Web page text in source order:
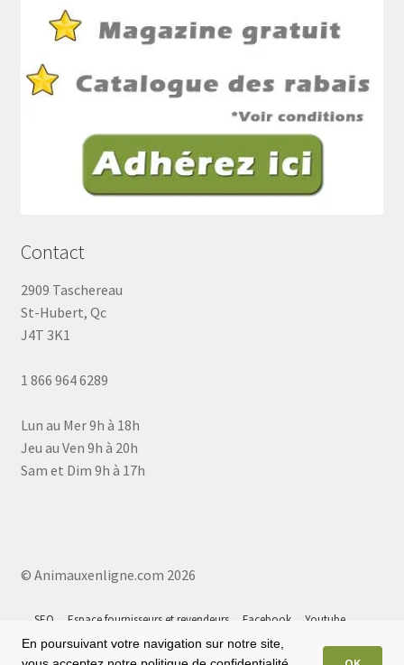
Contact
2909 Taschereau
St-Hubert, Qc
J4T 3K1
1 866 964 6289
Lun au Mer 9h à 18h
Jeu au Ven 9h à 20h
Sam et Dim 9h à 17h
© Animauxenligne.com 2026
SEO Espace fournisseurs et revendeurs Facebook
Youtube
Instagram
Tiktok Google 5⭐ Plan du site
En poursuivant votre navigation sur notre site,